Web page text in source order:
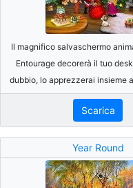
Il magnifico salvaschermo
Entourage decorerà il tuo
dubbio, lo apprezzerai insieme
Scarica
Year Round